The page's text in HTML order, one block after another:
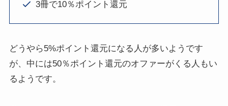
3冊で10％ポイント還元
どうやら5%ポイント還元になる人が多いようです
が、中には50％ポイント還元のオファーがくる人もい
るようです。